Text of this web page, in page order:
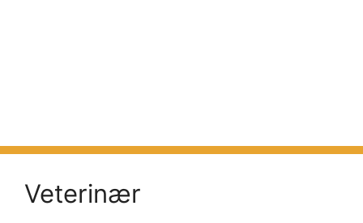
Veterinær